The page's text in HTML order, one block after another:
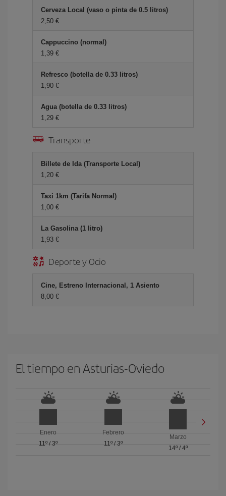
Cerveza Local (vaso o pinta de 0.5 litros)
2,50 €
Cappuccino (normal)
1,39 €
Refresco (botella de 0.33 litros)
1,90 €
Agua (botella de 0.33 litros)
1,29 €
Transporte
Billete de Ida (Transporte Local)
1,20 €
Taxi 1km (Tarifa Normal)
1,00 €
La Gasolina (1 litro)
1,93 €
Deporte y Ocio
Cine, Estreno Internacional, 1 Asiento
8,00 €
El tiempo en Asturias-Oviedo
Enero
11º/ 3º
Febrero
11º/ 3º
Marzo
14º/ 4º